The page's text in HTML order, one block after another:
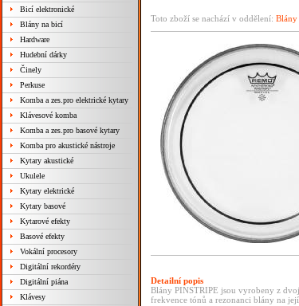
Bicí elektronické
Blány na bicí
Hardware
Hudební dárky
Činely
Perkuse
Komba a zes.pro elektrické kytary
Klávesové komba
Komba a zes.pro basové kytary
Komba pro akustické nástroje
Kytary akustické
Ukulele
Kytary elektrické
Kytary basové
Kytarové efekty
Basové efekty
Vokální procesory
Digitální rekordéry
Digitální piána
Klávesy
Toto zboží se nachází v oddělení: Blány
Detailní popis
Blány PINSTRIPE jsou vyrobeny z
frekvence tónů a rezonanci blány na